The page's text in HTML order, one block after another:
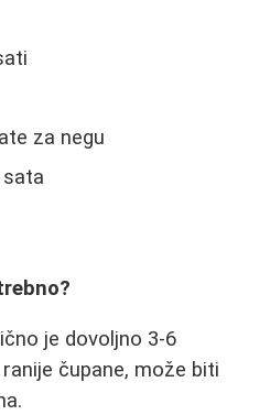
za negu
je dovoljno 3-6
čupane, može biti